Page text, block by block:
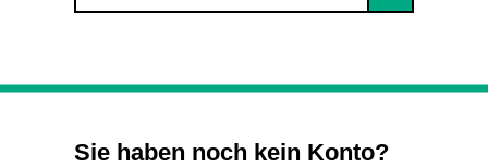
Sie haben noch kein Konto?